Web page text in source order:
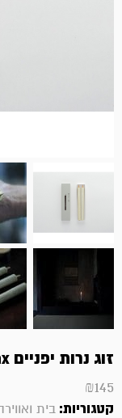
זוג נרות יפניים Sumac Wax
₪145
קטגוריות: בית